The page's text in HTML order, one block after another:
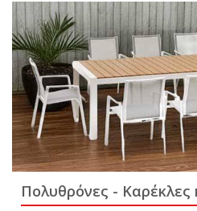
Πολυθρόνες - Καρέκλες